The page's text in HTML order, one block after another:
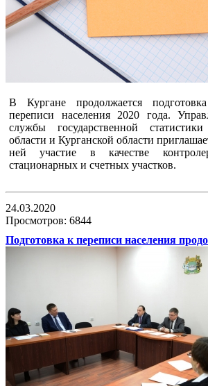
В Кургане продолжается
переписи населения 2020 года.
службы государственной
области и Курганской области
ней участие в качестве
стационарных и счетных участков.
24.03.2020
Просмотров: 6844
Подготовка к переписи населения